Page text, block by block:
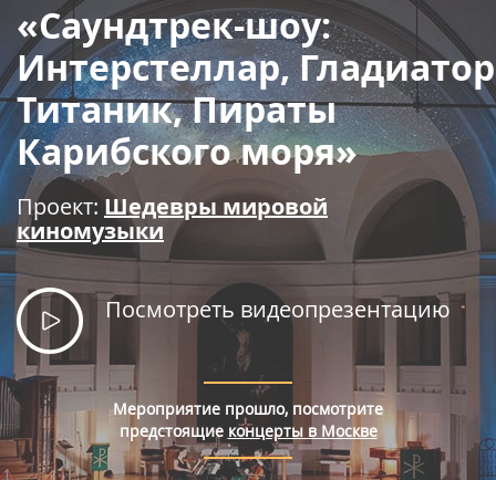
Правила покупки билетов
«Саундтрек-шоу:
Интерстеллар,
Титаник, Пираты
Карибского моря»
Проект: Шедевры мировой
киномузыки
Посмотреть видеопрезентацию
Мероприятие прошло, посмотрите
предстоящие концерты в Москве